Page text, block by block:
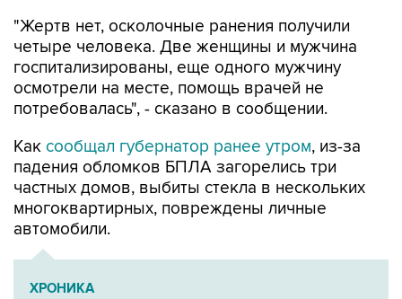
"Жертв нет, осколочные ранения получили
четыре человека. Две женщины и мужчина
госпитализированы, еще одного мужчину
осмотрели на месте, помощь врачей не
потребовалась", - сказано в сообщении.
Как сообщал губернатор ранее утром, из-за
падения обломков БПЛА загорелись три
частных домов, выбиты стекла в нескольких
многоквартирных, повреждены личные
автомобили.
ХРОНИКА